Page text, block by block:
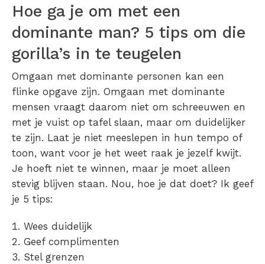
Hoe ga je om met een
dominante man? 5 tips om die
gorilla’s in te teugelen
Omgaan met dominante personen kan een
flinke opgave zijn. Omgaan met dominante
mensen vraagt daarom niet om schreeuwen en
met je vuist op tafel slaan, maar om duidelijker
te zijn. Laat je niet meeslepen in hun tempo of
toon, want voor je het weet raak je jezelf kwijt.
Je hoeft niet te winnen, maar je moet alleen
stevig blijven staan. Nou, hoe je dat doet? Ik geef
je 5 tips:
Wees duidelijk
Geef complimenten
Stel grenzen